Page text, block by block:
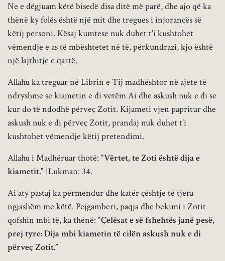
Ne e dëgjuam këtë bisedë disa ditë më parë, dhe ajo që ka
thënë ky folës është një mit dhe tregues i injorancës së
këtij personi. Kësaj kumtese nuk duhet t’i kushtohet
vëmendje e as të mbështetet në të, përkundrazi, kjo është
një lajthitje e qartë.
Allahu ka treguar në Librin e Tij madhështor në ajete të
ndryshme se kiametin e di vetëm Ai dhe askush nuk e di se
kur do të ndodhë përveç Zotit. Kijameti vjen papritur dhe
askush nuk e di përveç Zotit, prandaj nuk duhet t’i
kushtohet vëmendje këtij pretendimi.
Allahu i Madhëruar thotë: “Vërtet, te Zoti është dija e
kiametit.” |Lukman: 34.
Ai aty pastaj ka përmendur dhe katër çështje të tjera
ngjashëm me këtë. Pejgamberi, paqja dhe bekimi i Zotit
qofshin mbi të, ka thënë: “Çelësat e së fshehtës janë pesë,
prej tyre: Dija mbi kiametin të cilën askush nuk e di
përveç Zotit.”